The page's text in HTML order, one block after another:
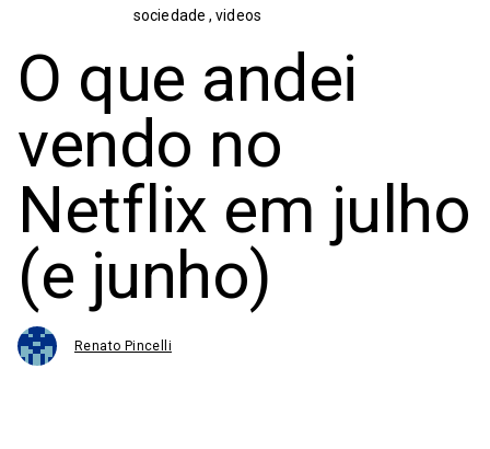
sociedade ,videos
O que andei
vendo no
Netflix em julho
(e junho)
Renato Pincelli